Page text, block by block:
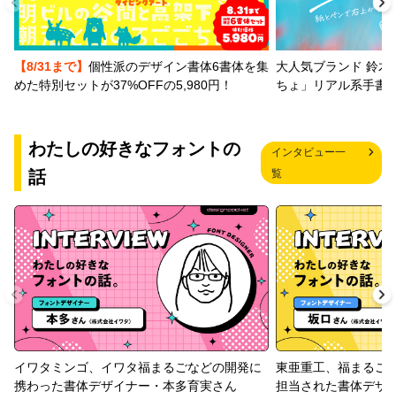
【8/31まで】 個性派のデザイン書体6書体を集
めた特別セットが37%OFFの5,980円！
大人気ブランド 鈴木
ちょ」リアル系手書
わたしの好きなフォントの
話
インタビュー一
覧
イワタミンゴ、イワタ福まるごなどの開発に
携わった書体デザイナー・本多育実さん
東亜重工、福まるご
担当された書体デザ